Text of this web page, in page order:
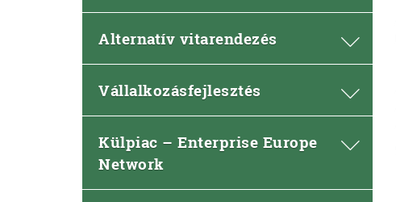
Alternatív vitarendezés
Vállalkozásfejlesztés
Külpiac – Enterprise Europe
Network